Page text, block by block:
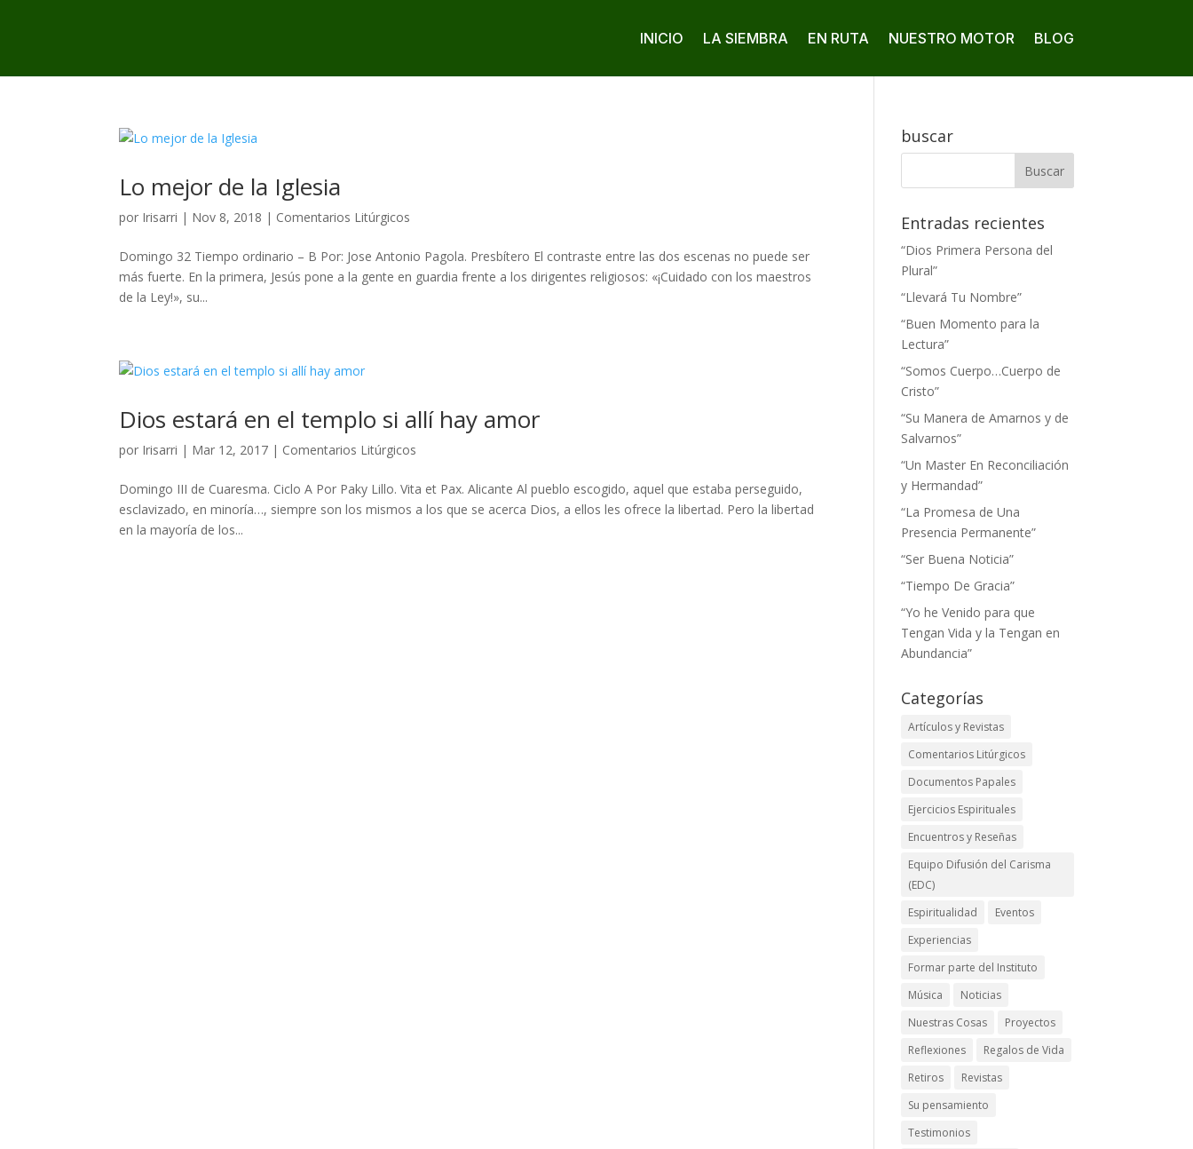
INICIO LA SIEMBRA EN RUTA NUESTRO MOTOR BLOG
Lo mejor de la Iglesia
por Irisarri | Nov 8, 2018 | Comentarios Litúrgicos
Domingo 32 Tiempo ordinario – B Por: Jose Antonio Pagola. Presbítero El contraste entre las dos escenas no puede ser
más fuerte. En la primera, Jesús pone a la gente en guardia frente a los dirigentes religiosos: «¡Cuidado con los maestros
de la Ley!», su...
Dios estará en el templo si allí hay amor
por Irisarri | Mar 12, 2017 | Comentarios Litúrgicos
Domingo III de Cuaresma. Ciclo A Por Paky Lillo. Vita et Pax. Alicante Al pueblo escogido, aquel que estaba perseguido,
esclavizado, en minoría…, siempre son los mismos a los que se acerca Dios, a ellos les ofrece la libertad. Pero la libertad
en la mayoría de los...
buscar
Entradas recientes
“Dios Primera Persona del
Plural”
“Llevará Tu Nombre”
“Buen Momento para la
Lectura”
“Somos Cuerpo…Cuerpo de
Cristo”
“Su Manera de Amarnos y de
Salvarnos”
“Un Master En Reconciliación
y Hermandad”
“La Promesa de Una
Presencia Permanente”
“Ser Buena Noticia”
“Tiempo De Gracia”
“Yo he Venido para que
Tengan Vida y la Tengan en
Abundancia”
Categorías
Artículos y Revistas
Comentarios Litúrgicos
Documentos Papales
Ejercicios Espirituales
Encuentros y Reseñas
Equipo Difusión del Carisma
(EDC)
Espiritualidad
Eventos
Experiencias
Formar parte del Instituto
Música
Noticias
Nuestras Cosas
Proyectos
Reflexiones
Regalos de Vida
Retiros
Revistas
Su pensamiento
Testimonios